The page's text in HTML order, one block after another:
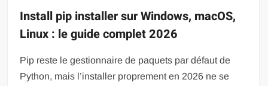
Install pip installer sur Windows, macOS,
Linux : le guide complet 2026
Pip reste le gestionnaire de paquets par défaut de
Python, mais l’installer proprement en 2026 ne se